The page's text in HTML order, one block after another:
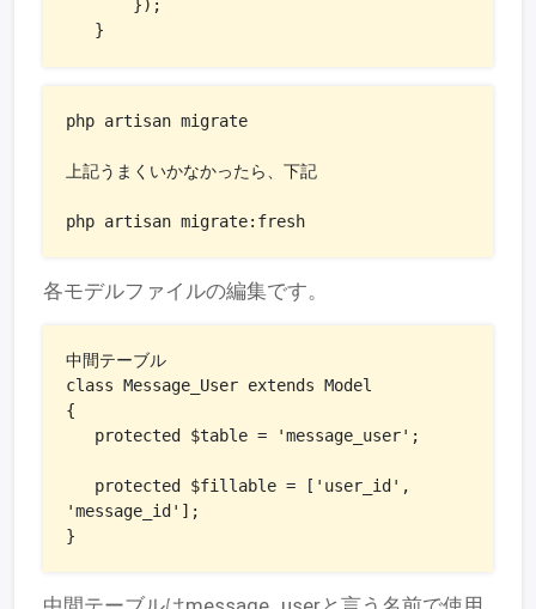
   }
php artisan migrate
上記うまくいかなかったら、下記
php artisan migrate:fresh
各モデルファイルの編集です。
中間テーブル
class Message_User extends Model
{
'message_id'];
}